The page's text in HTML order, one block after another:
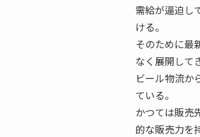
需給が逼迫し
ける。
そのために最
なく展開して
ビール物流か
ている。
かつては販売
的な販売力を